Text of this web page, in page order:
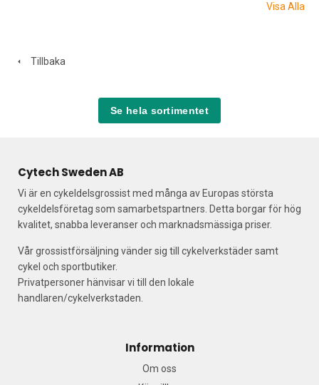
Visa Alla
Tillbaka
Se hela sortimentet
Cytech Sweden AB
Vi är en cykeldelsgrossist med många av Europas största
cykeldelsföretag som samarbetspartners. Detta borgar för hög
kvalitet, snabba leveranser och marknadsmässiga priser.
Vår grossistförsäljning vänder sig till cykelverkstäder samt
cykel och sportbutiker.
Privatpersoner hänvisar vi till den lokale
handlaren/cykelverkstaden.
Information
Om oss